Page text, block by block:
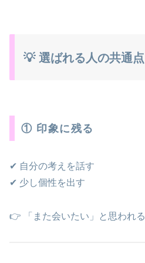
💡 選ばれる人の共通点
① 印象に残る
✔ 自分の考えを話す
✔ 少し個性を出す
👉 「また会いたい」と思われる